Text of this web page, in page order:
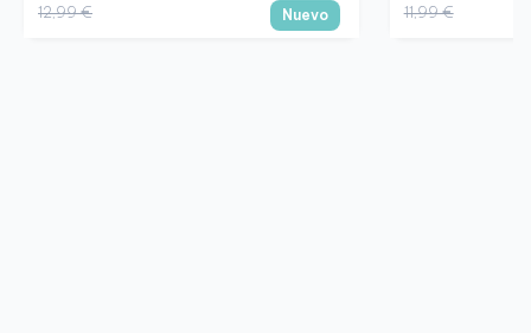
12,99 € Nuevo 11,99 €